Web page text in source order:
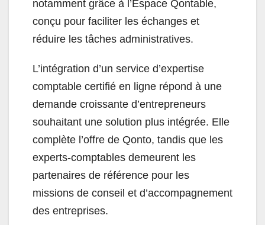
notamment grâce à l’Espace Qontable,
conçu pour faciliter les échanges et
réduire les tâches administratives.
L’intégration d’un service d’expertise
comptable certifié en ligne répond à une
demande croissante d’entrepreneurs
souhaitant une solution plus intégrée. Elle
complète l’offre de Qonto, tandis que les
experts-comptables demeurent les
partenaires de référence pour les
missions de conseil et d’accompagnement
des entreprises.